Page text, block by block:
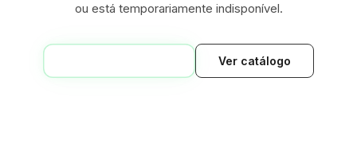
ou está temporariamente indisponível.
Ver catálogo